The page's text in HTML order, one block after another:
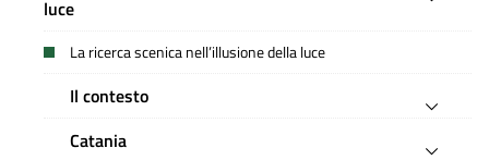
luce
La ricerca scenica nell’illusione della luce
Il contesto
Catania